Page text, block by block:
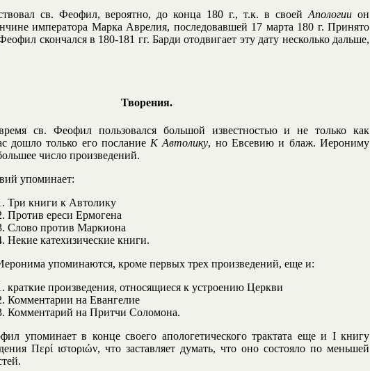
св. Феофил, вероятно, до конца 180 г., т.к. в своейАпологии он
императора Марка Аврелия, последовавшей 17 марта 180 г. Принято
скончался в 180-181 гг. Барди отодвигает эту дату несколько дальше,
Творения.
св. Феофил пользовался большой известностью и не только как
дошло только его послание К Автолику, но Евсевию и блаж. Иерониму
число произведений.
упоминает:
Три книги к Автолику
Против ереси Ермогена
Слово против Маркиона
Некие катехизические книги.
упоминаются, кроме первых трех произведений, еще и:
краткие произведения, относящиеся к устроению Церкви
Комментарии на Евангелие
Комментарий на Притчи Соломона.
упоминает в конце своего апологетического трактата еще и I книгу
Περί ιστοριών, что заставляет думать, что оно состояло по меньшей